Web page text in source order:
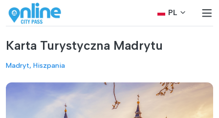
PL
Karta Turystyczna Madrytu
Madryt, Hiszpania